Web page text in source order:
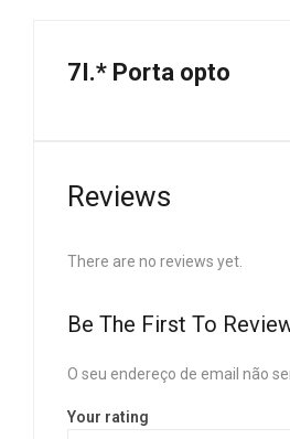
7I.* Porta opto
Reviews
There are no reviews yet.
Be The First To
O seu endereço de email não
Your rating